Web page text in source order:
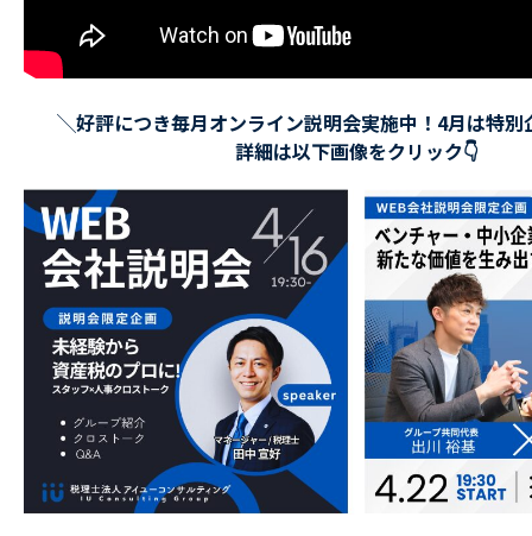
╲好評につき毎月オンライン説明会実施中！4月は特別
詳細は以下画像をクリック👇